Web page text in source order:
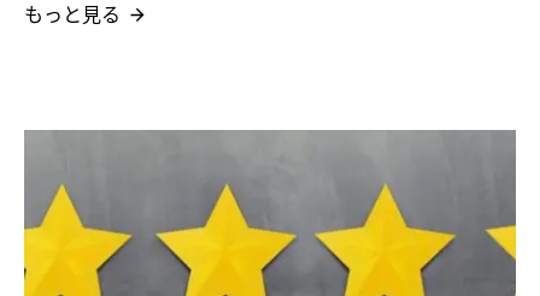
もっと見る